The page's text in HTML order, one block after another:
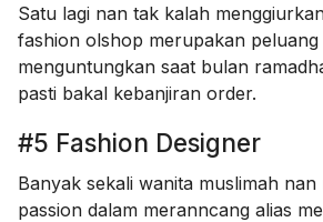
Satu lagi nan tak kalah
fashion olshop merupakan
menguntungkan saat bulan
pasti bakal kebanjiran order.
#5 Fashion Designer
Banyak sekali wanita muslimah nan
passion dalam meranncang alias